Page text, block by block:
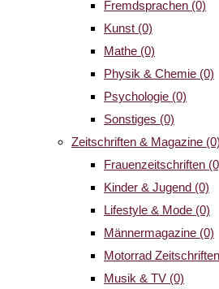
Fremdsprachen (0)
Kunst (0)
Mathe (0)
Physik & Chemie (0)
Psychologie (0)
Sonstiges (0)
Zeitschriften & Magazine (0)
Frauenzeitschriften
Kinder & Jugend (0)
Lifestyle & Mode (0)
Männermagazine (0)
Motorrad
Musik & TV (0)